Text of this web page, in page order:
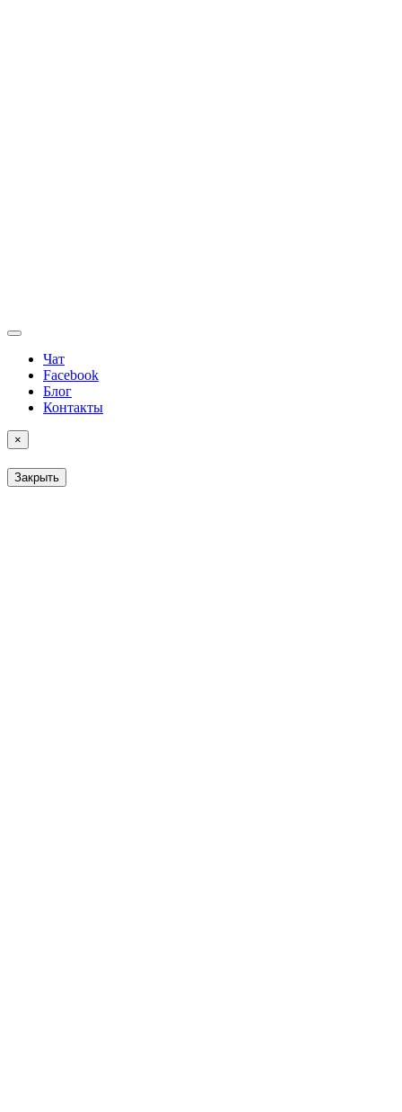
Чат
Facebook
Блог
Контакты
×
Закрыть